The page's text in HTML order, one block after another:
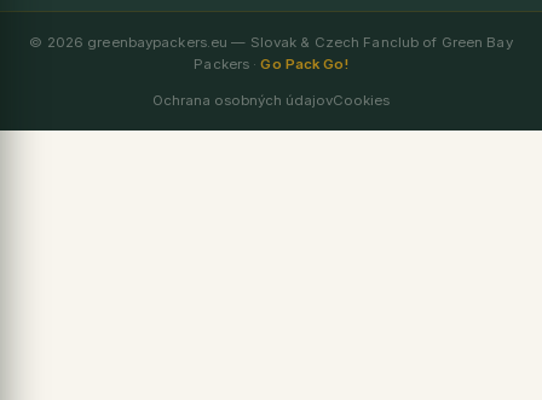
© 2026 greenbaypackers.eu — Slovak & Czech Fanclub of Green Bay
Packers ·Go Pack Go!
Ochrana osobných údajovCookies